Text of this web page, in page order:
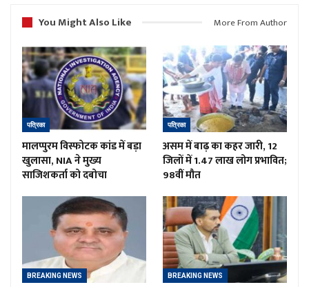
You Might Also Like
More From Author
पत्रिका
मालप्पुरम विस्फोटक कांड में बड़ा
खुलासा, NIA ने मुख्य
साजिशकर्ता को दबोचा
पत्रिका
असम में बाढ़ का कहर जारी, 12
जिलों में 1.47 लाख लोग प्रभावित;
98वीं मौत
BREAKING NEWS BREAKING NEWS